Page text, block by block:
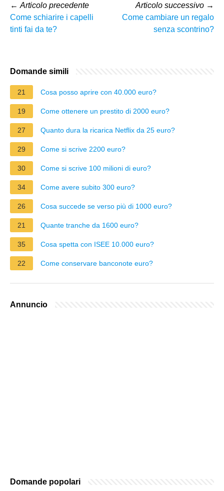
← Articolo precedente
Come schiarire i capelli
tinti fai da te?
Articolo successivo →
Come cambiare un regalo
senza scontrino?
Domande simili
21 Cosa posso aprire con 40.000 euro?
19 Come ottenere un prestito di 2000 euro?
27 Quanto dura la ricarica Netflix da 25 euro?
29 Come si scrive 2200 euro?
30 Come si scrive 100 milioni di euro?
34 Come avere subito 300 euro?
26 Cosa succede se verso più di 1000 euro?
21 Quante tranche da 1600 euro?
35 Cosa spetta con ISEE 10.000 euro?
22 Come conservare banconote euro?
Annuncio
Domande popolari